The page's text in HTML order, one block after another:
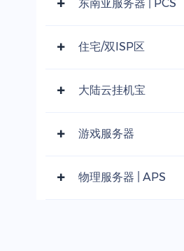
东南亚服务器 | PCS
住宅/双ISP区
大陆云挂机宝
游戏服务器
物理服务器 | APS